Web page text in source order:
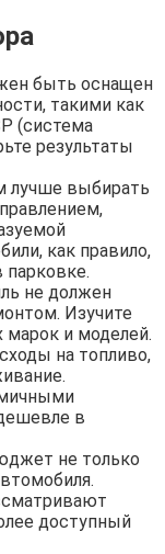
быть оснащен
такими как
(система
результаты
лучше выбирать
как правило,
не должен
Изучите
марок и моделей.
на топливо,
в
не только
доступный